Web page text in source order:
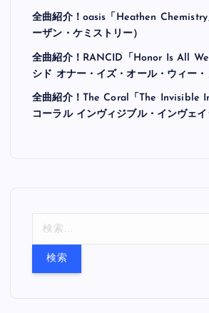
全曲紹介！oasis「Heathen
ーザン・ケミストリー）
全曲紹介！RANCID「Honor Is All
シド オナー・イズ・オール・ウィー・
全曲紹介！The Coral「The Invisible
コーラル インヴィジブル・インヴェイ